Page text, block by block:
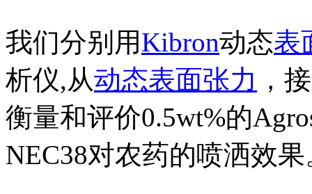
我们分别用Kibron动态表
析仪,从动态表面张力 ，
衡量和评价0.5wt%的
NEC38对农药的喷洒效果